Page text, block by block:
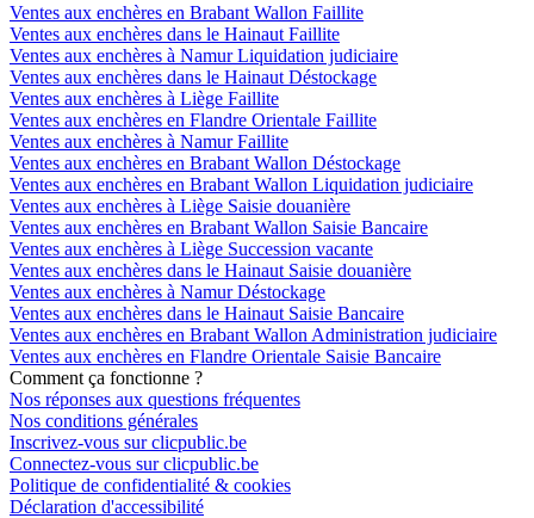
Ventes aux enchères en Brabant Wallon Faillite
Ventes aux enchères dans le Hainaut Faillite
Ventes aux enchères à Namur Liquidation judiciaire
Ventes aux enchères dans le Hainaut Déstockage
Ventes aux enchères à Liège Faillite
Ventes aux enchères en Flandre Orientale Faillite
Ventes aux enchères à Namur Faillite
Ventes aux enchères en Brabant Wallon Déstockage
Ventes aux enchères en Brabant Wallon Liquidation judiciaire
Ventes aux enchères à Liège Saisie douanière
Ventes aux enchères en Brabant Wallon Saisie Bancaire
Ventes aux enchères à Liège Succession vacante
Ventes aux enchères dans le Hainaut Saisie douanière
Ventes aux enchères à Namur Déstockage
Ventes aux enchères dans le Hainaut Saisie Bancaire
Ventes aux enchères en Brabant Wallon Administration judiciaire
Ventes aux enchères en Flandre Orientale Saisie Bancaire
Comment ça fonctionne ?
Nos réponses aux questions fréquentes
Nos conditions générales
Inscrivez-vous sur clicpublic.be
Connectez-vous sur clicpublic.be
Politique de confidentialité & cookies
Déclaration d'accessibilité